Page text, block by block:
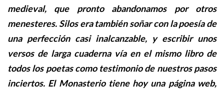
medieval, que pronto abandonamos por otros
menesteres. Silos era también soñar con la poesía de
una perfección casi inalcanzable, y escribir unos
versos de larga cuaderna vía en el mismo libro de
todos los poetas como testimonio de nuestros pasos
inciertos. El Monasterio tiene hoy una página web,